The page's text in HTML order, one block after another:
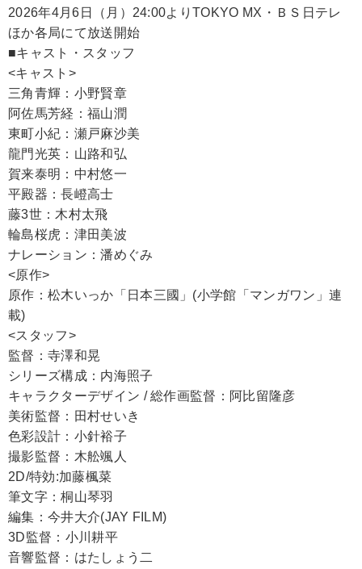
2026年4月6日（月）24:00よりTOKYO MX・ＢＳ日テレ
ほか各局にて放送開始
■キャスト・スタッフ
<キャスト>
三角青輝：小野賢章
阿佐馬芳経：福山潤
東町小紀：瀬戸麻沙美
龍門光英：山路和弘
賀来泰明：中村悠一
平殿器：長嶝高士
藤3世：木村太飛
輪島桜虎：津田美波
ナレーション：潘めぐみ
<原作>
原作：松木いっか「日本三國」(小学館「マンガワン」連
載)
<スタッフ>
監督：寺澤和晃
シリーズ構成：内海照子
キャラクターデザイン / 総作画監督：阿比留隆彦
美術監督：田村せいき
色彩設計：小針裕子
撮影監督：木舩颯人
2D/特効:加藤楓菜
筆文字：桐山琴羽
編集：今井大介(JAY FILM)
3D監督：小川耕平
音響監督：はたしょう二